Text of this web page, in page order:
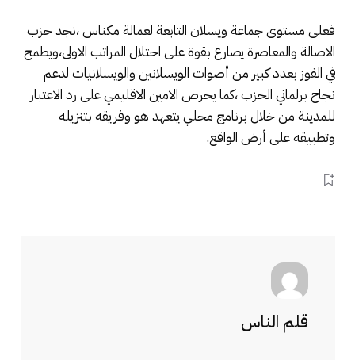
فعلى مستوى جماعة ويسلان التابعة لعمالة مكناس ،نجد حزب
الاصالة والمعاصرة يصارع بقوة على احتلال المراتب الاولى،ويطمح
في الفوز بعدد كبير من أصوات الويسلانين والويسلانيات لدعم
نجاح برلماني الحزب ،كما يحرص الامين الاقليمي على رد الاعتبار
للمدينة من خلال برنامج محلي يتعهد هو وفريقه بتنزيله
وتطبيقه على أرض الواقع.
قلم الناس